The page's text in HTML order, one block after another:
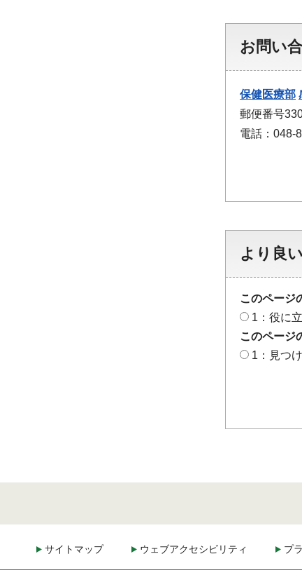
お問い
保健医療部
郵便番号
電話：048-
より良
このページ
1：役に
このページ
1：見つ
サイトマップ ウェブアクセシビリティ プ